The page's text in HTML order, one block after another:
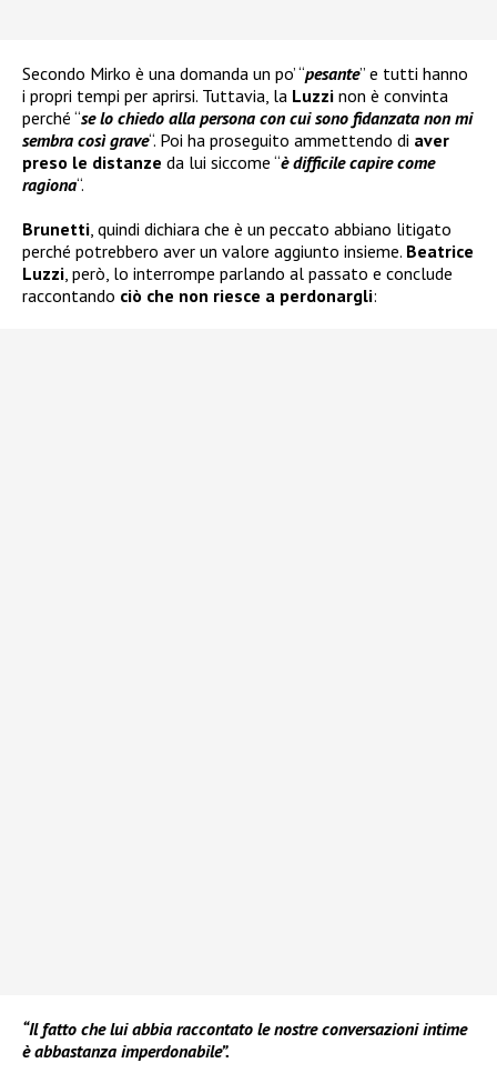
Secondo Mirko è una domanda un po’ “pesante” e tutti hanno
i propri tempi per aprirsi. Tuttavia, la Luzzi non è convinta
perché “se lo chiedo alla persona con cui sono fidanzata non mi
sembra così grave“. Poi ha proseguito ammettendo di aver
preso le distanze da lui siccome “è difficile capire come
ragiona“.
Brunetti, quindi dichiara che è un peccato abbiano litigato
perché potrebbero aver un valore aggiunto insieme. Beatrice
Luzzi, però, lo interrompe parlando al passato e conclude
raccontando ciò che non riesce a perdonargli:
“Il fatto che lui abbia raccontato le nostre conversazioni intime
è abbastanza imperdonabile”.